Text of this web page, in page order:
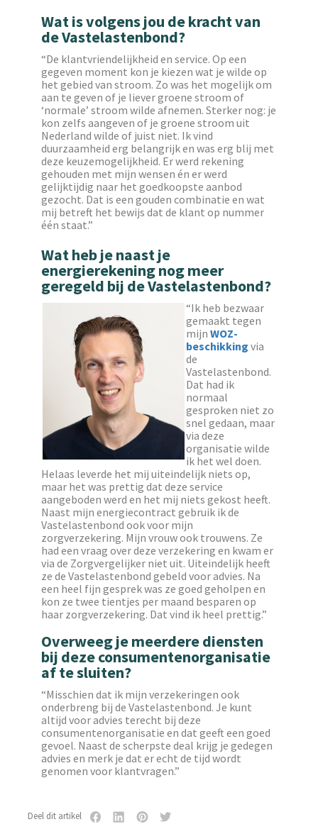
Wat is volgens jou de kracht van
de Vastelastenbond?
“De klantvriendelijkheid en service. Op een
gegeven moment kon je kiezen wat je wilde op
het gebied van stroom. Zo was het mogelijk om
aan te geven of je liever groene stroom of
‘normale’ stroom wilde afnemen. Sterker nog: je
kon zelfs aangeven of je groene stroom uit
Nederland wilde of juist niet. Ik vind
duurzaamheid erg belangrijk en was erg blij met
deze keuzemogelijkheid. Er werd rekening
gehouden met mijn wensen én er werd
gelijktijdig naar het goedkoopste aanbod
gezocht. Dat is een gouden combinatie en wat
mij betreft het bewijs dat de klant op nummer
één staat.”
Wat heb je naast je
energierekening nog meer
geregeld bij de Vastelastenbond?
“Ik heb bezwaar
gemaakt tegen
mijn WOZ-
beschikking via
de
Vastelastenbond.
Dat had ik
normaal
gesproken niet zo
snel gedaan, maar
via deze
organisatie wilde
ik het wel doen.
Helaas leverde het mij uiteindelijk niets op,
maar het was prettig dat deze service
aangeboden werd en het mij niets gekost heeft.
Naast mijn energiecontract gebruik ik de
Vastelastenbond ook voor mijn
zorgverzekering. Mijn vrouw ook trouwens. Ze
had een vraag over deze verzekering en kwam er
via de Zorgvergelijker niet uit. Uiteindelijk heeft
ze de Vastelastenbond gebeld voor advies. Na
een heel fijn gesprek was ze goed geholpen en
kon ze twee tientjes per maand besparen op
haar zorgverzekering. Dat vind ik heel prettig.”
Overweeg je meerdere diensten
bij deze consumentenorganisatie
af te sluiten?
“Misschien dat ik mijn verzekeringen ook
onderbreng bij de Vastelastenbond. Je kunt
altijd voor advies terecht bij deze
consumentenorganisatie en dat geeft een goed
gevoel. Naast de scherpste deal krijg je gedegen
advies en merk je dat er echt de tijd wordt
genomen voor klantvragen.”
Deel dit artikel